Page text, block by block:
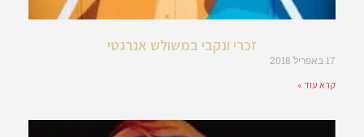
זכרי ונקבי במשולש אנרגטי
17 באפריל 2018
קרא עוד »